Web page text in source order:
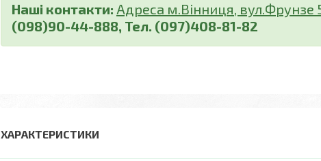
Наші контакти: Адреса м.Вінниця, вул.Фрунзе
(098)90-44-888, Тел. (097)408-81-82
ХАРАКТЕРИСТИКИ